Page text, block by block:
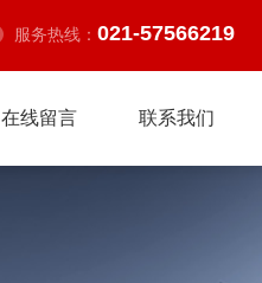
服务热线： 021-57566219
在线留言 联系我们